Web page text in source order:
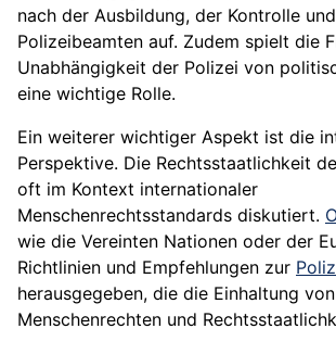
nach der Ausbildung, der Kontrolle
Polizeibeamten auf. Zudem spielt die
Unabhängigkeit der Polizei von
eine wichtige Rolle.
Ein weiterer wichtiger Aspekt ist die
Perspektive. Die Rechtsstaatlichkeit
oft im Kontext internationaler
Menschenrechtsstandards diskutiert.
wie die Vereinten Nationen oder der
Richtlinien und Empfehlungen zur
herausgegeben, die die Einhaltung von
Menschenrechten und